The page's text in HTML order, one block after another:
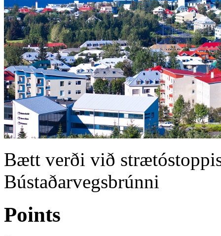
Bætt verði við
Bústaðarvegsbrúnni
Points